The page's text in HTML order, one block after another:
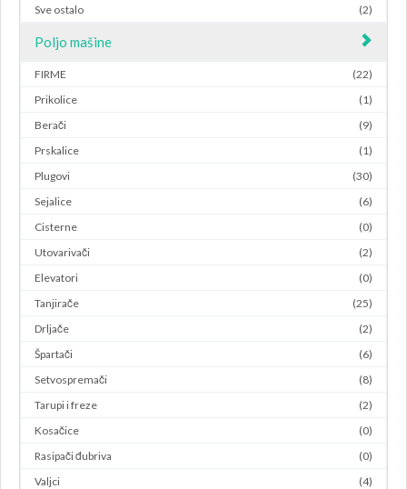
Sve ostalo
(2)
Poljo mašine
FIRME
(22)
Prikolice
(1)
Berači
(9)
Prskalice
(1)
Plugovi
(30)
Sejalice
(6)
Cisterne
(0)
Utovarivači
(2)
Elevatori
(0)
Tanjirače
(25)
Drljače
(2)
Špartači
(6)
Setvospremači
(8)
Tarupi i freze
(2)
Kosačice
(0)
Rasipači đubriva
(0)
Valjci
(4)